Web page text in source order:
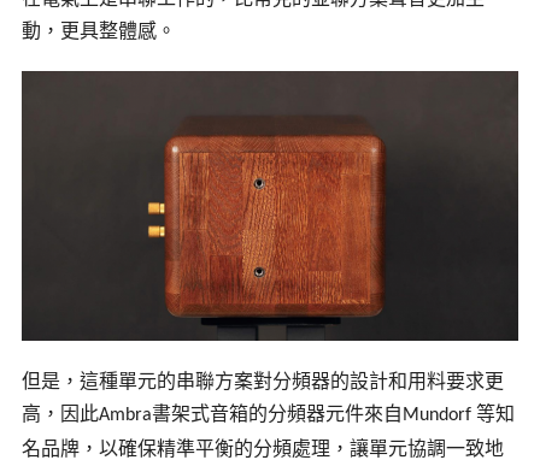
動，更具整體感。
但是，這種單元的串聯方案對分頻器的設計和用料要求更
高，因此Ambra書架式音箱的分頻器元件來自 Mundorf 等知
名品牌，以確保精準平衡的分頻處理，讓單元協調一致地